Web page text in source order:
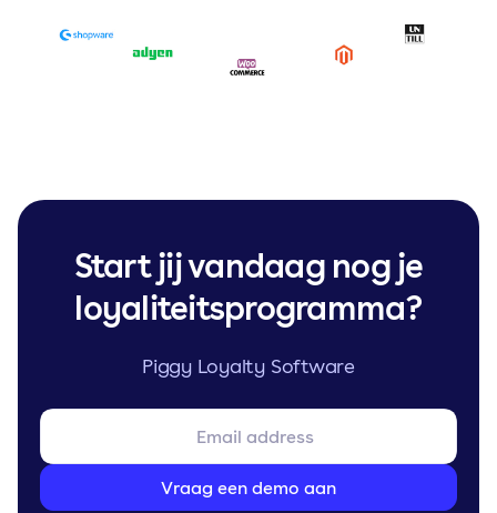
Start jij vandaag nog je
loyaliteitsprogramma?
Piggy Loyalty Software
Vraag een demo aan